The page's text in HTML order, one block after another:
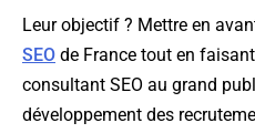
Leur objectif ? Mettre en
SEO de France tout en
consultant SEO au grand
développement des